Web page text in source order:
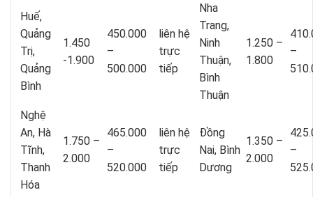
Huế,
Quảng
Trị,
Quảng
Bình
1.450
-1.900
450.000
–
500.000
liên hệ
trực
tiếp
Nha
Trang,
Ninh
Thuận,
Bình
Thuận
1.250 –
1.800
–
Nghệ
An, Hà
Tĩnh,
Thanh
Hóa
1.750 –
2.000
465.000
–
520.000
liên hệ
trực
tiếp
Đồng
Nai, Bình
Dương
1.350 –
2.000
–